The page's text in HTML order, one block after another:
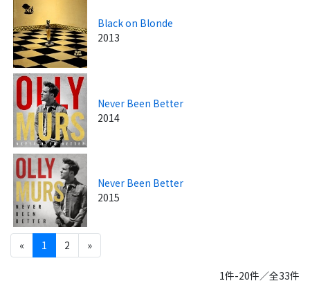
Black on Blonde
2013
Never Been Better
2014
Never Been Better
2015
« 1 2 »
1件-20件／全33件